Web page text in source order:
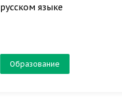
русском языке
Образование